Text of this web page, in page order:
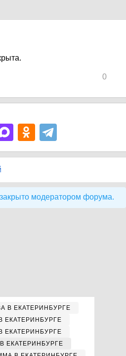
0
модератором форума.
В ЕКАТЕРИНБУРГЕ
ЕКАТЕРИНБУРГЕ
ЕКАТЕРИНБУРГЕ
ЕКАТЕРИНБУРГЕ